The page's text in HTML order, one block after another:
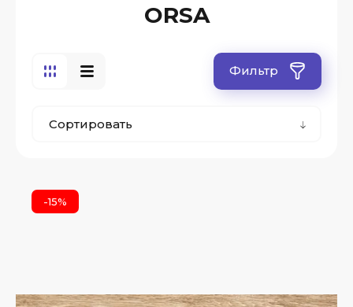
ORSA
Фильтр
Сортировать
-15%